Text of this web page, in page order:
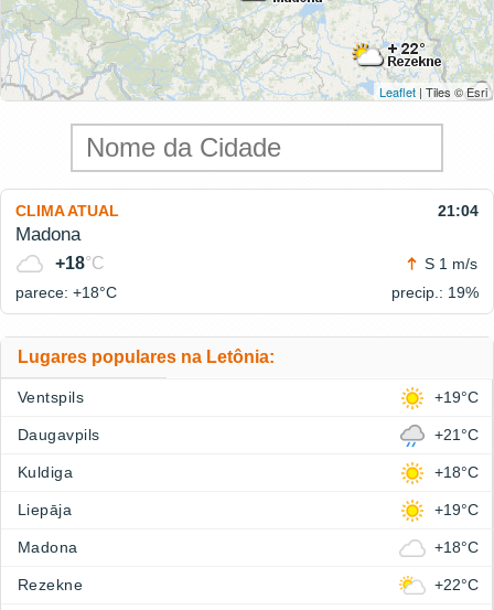
Leaflet | Tiles © Esri
CLIMA ATUAL 21:04
Madona
+18°C
S 1 m/s
parece: +18°C precip.: 19%
Lugares populares na Letônia:
Ventspils +19°C
Daugavpils +21°C
Kuldiga +18°C
Liepāja +19°C
Madona +18°C
Rezekne +22°C